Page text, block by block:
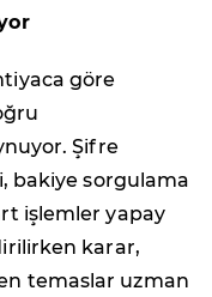
göre
Şifre
bakiye sorgulama
işlemler yapay
karar,
temaslar uzman